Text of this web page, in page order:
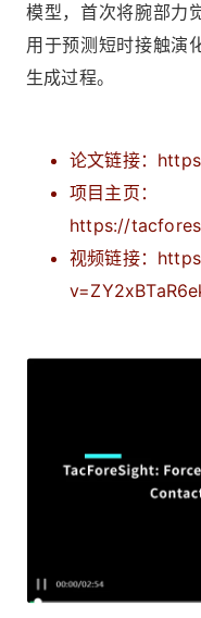
模型，首次将腕部力
用于预测短时接触演
生成过程。
论文链接：
项目主页：
https://
视频链接：